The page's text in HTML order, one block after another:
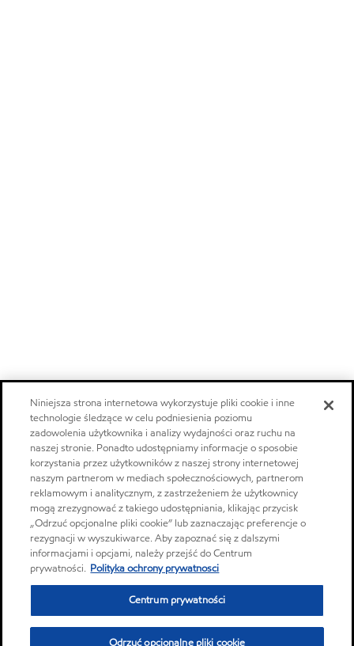
Niniejsza strona internetowa wykorzystuje pliki cookie i inne
technologie śledzące w celu podniesienia poziomu
zadowolenia użytkownika i analizy wydajności oraz ruchu na
naszej stronie. Ponadto udostępniamy informacje o sposobie
korzystania przez użytkowników z naszej strony internetowej
naszym partnerom w mediach społecznościowych, partnerom
reklamowym i analitycznym, z zastrzeżeniem że użytkownicy
mogą zrezygnować z takiego udostępniania, klikając przycisk
„Odrzuć opcjonalne pliki cookie” lub zaznaczając preferencje o
rezygnacji w wyszukiwarce. Aby zapoznać się z dalszymi
informacjami i opcjami, należy przejść do Centrum
prywatności. Polityka ochrony prywatnosci
Centrum prywatności
Odrzuć opcjonalne pliki cookie